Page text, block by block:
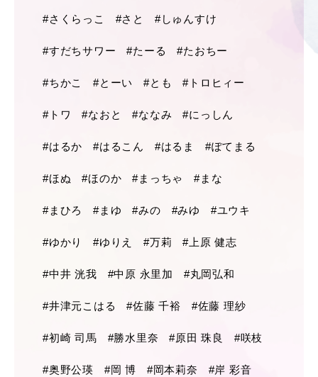
#さくらっこ #さと #しゅんすけ
#すだちサワー #たーる #たおちー
#ちかこ #とーい #とも #トロヒィー
#トワ #なおと #ななみ #にっしん
#はるか #はるこん #はるま #ぽてまる
#ほぬ #ほのか #まっちゃ #まな
#まひろ #まゆ #みの #みゆ #ユウキ
#ゆかり #ゆりえ #万莉 #上原 健志
#中井 洸我 #中原 永里加 #丸岡弘和
#井津元こはる #佐藤 千裕 #佐藤 理紗
#初崎 司馬 #勝水里奈 #原田 珠良 #咲枝
#奥野公瑛 #岡 博 #岡本莉奈 #岸 彩音